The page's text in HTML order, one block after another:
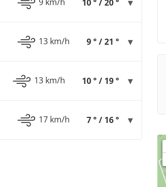
10 ° / 20 °
13 km/h 9 ° / 21 °
13 km/h 10 ° / 19 °
17 km/h 7 ° / 16 °